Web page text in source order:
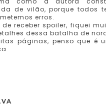
de vilão, porque todos
erros.
receber spoiler, fiquei
dessa batalha de
páginas, penso que é